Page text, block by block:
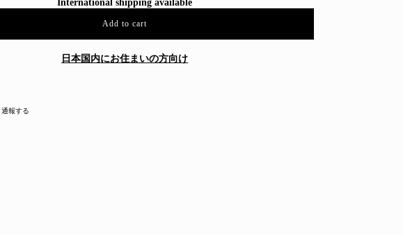
International shipping available
Add to cart
日本国内にお住まいの方向け
通報する